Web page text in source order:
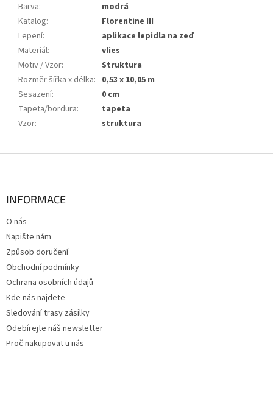
Barva:
modrá
Katalog:
Florentine III
Lepení:
aplikace lepidla na zeď
Materiál:
vlies
Motiv / Vzor:
Struktura
Rozměr šířka x délka: 0,53 x 10,05 m
Sesazení:
0 cm
Tapeta/bordura:
tapeta
Vzor: struktura
INFORMACE
O nás
Napište nám
Způsob doručení
Obchodní podmínky
Ochrana osobních údajů
Kde nás najdete
Sledování trasy zásilky
Odebírejte náš newsletter
Proč nakupovat u nás